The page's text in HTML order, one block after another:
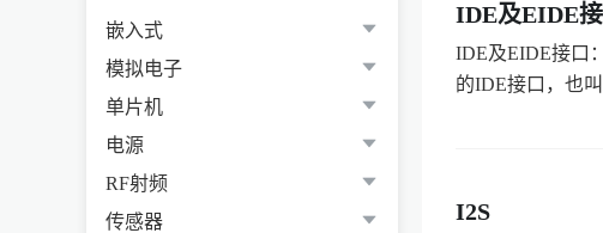
嵌入式
模拟电子
单片机
电源
RF射频
传感器
IDE及EIDE
IDE及EIDE接口
的IDE接口，也
I2S